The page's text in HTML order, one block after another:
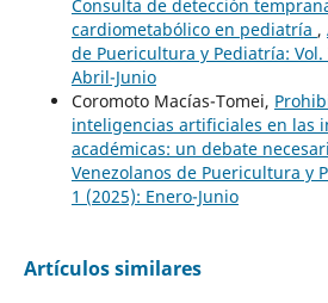
Consulta de detección
cardiometabólico en pediatría ,
de Puericultura y Pediatría: Vol.
Abril-Junio
Coromoto Macías-Tomei,
inteligencias artificiales en las
académicas: un debate
Venezolanos de Puericultura y
1 (2025): Enero-Junio
Artículos similares